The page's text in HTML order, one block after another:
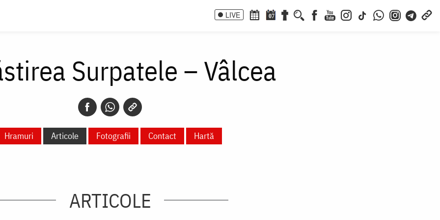
LIVE 07
Surpatele – Vâlcea
Hramuri Articole Fotografii Contact Hartă
ARTICOLE